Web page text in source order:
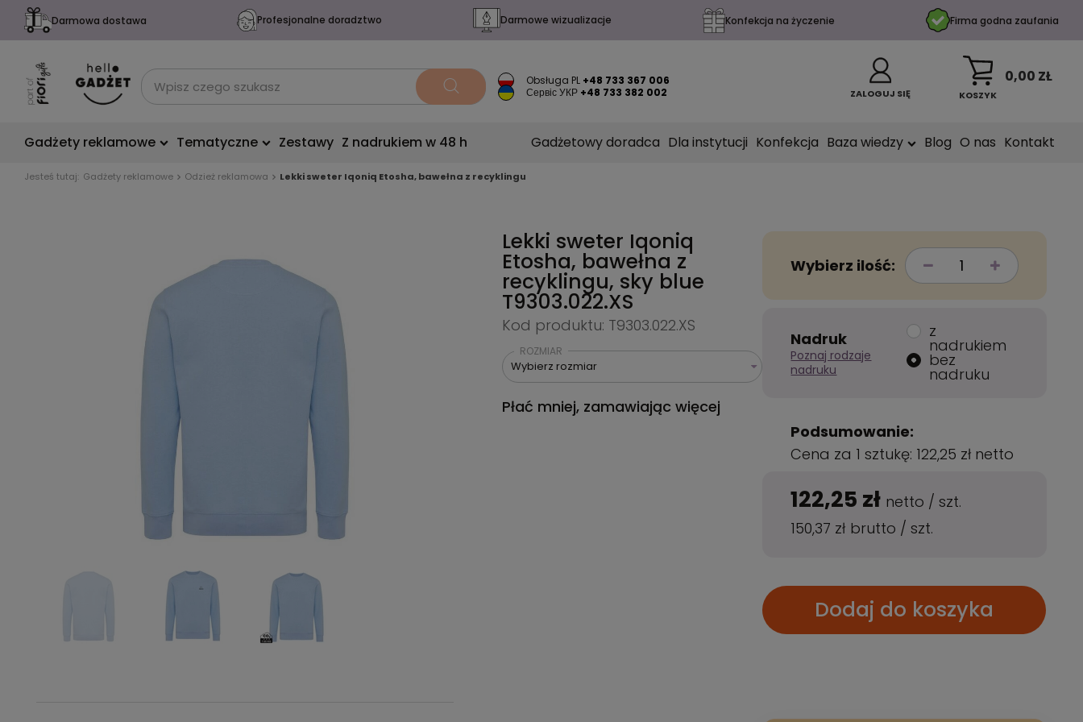
Darmowa dostawa Profesjonalne doradztwo Darmowe wizualizacje Konfekcja na życzenie Firma godna zaufania
Obsługa PL +48 733 367 006
Сервіс УКР +48 733 382 002 ZALOGUJ SIĘ KOSZYK
0,00 ZŁ
Gadżety reklamowe Tematyczne Zestawy Z nadrukiem w 48 h Gadżetowy doradca Dla instytucji Konfekcja Baza wiedzy Blog O nas Kontakt
Jesteś tutaj: Gadżety reklamowe Odzież reklamowa Lekki sweter Iqoniq Etosha, bawełna z recyklingu
Lekki sweter Iqoniq
Etosha, bawełna z
recyklingu, sky blue
T9303.022.XS
Kod produktu: T9303.022.XS
ROZMIAR
Wybierz rozmiar
Płać mniej, zamawiając więcej
Wybierz ilość:
Nadruk
Poznaj rodzaje
nadruku
z
nadrukiem
bez
nadruku
Podsumowanie:
Cena za 1 sztukę: 122,25 zł netto
122,25 zł netto /szt.
150,37 zł brutto /szt.
Dodaj do koszyka